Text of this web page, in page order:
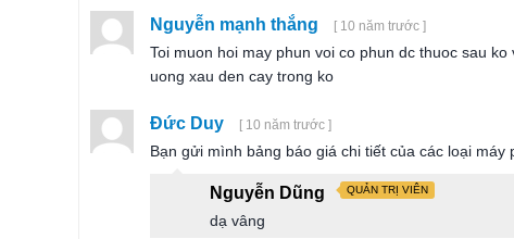
Nguyễn mạnh thắng [ 10 năm trước ]
Toi muon hoi may phun voi co phun dc thuoc sau
uong xau den cay trong ko
Đức Duy [ 10 năm trước ]
Bạn gửi mình bảng báo giá chi tiết của các loại
Nguyễn Dũng QUẢN TRỊ VIÊN
dạ vâng